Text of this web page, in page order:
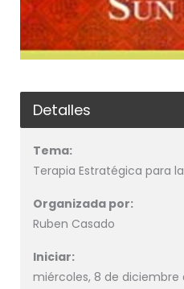
Detalles
Tema:
Terapia Estratégica para
Organizada por:
Ruben Casado
Iniciar:
miércoles, 8 de diciembre